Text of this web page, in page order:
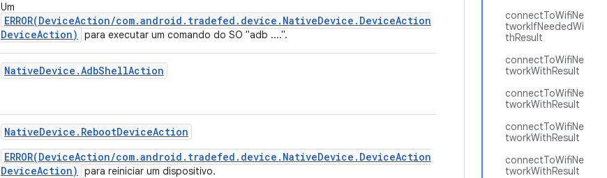
connectToWifiNe
tworkIfNeededWi
thResult
connectToWifiNe
tworkWithResult
connectToWifiNe
tworkWithResult
connectToWifiNe
tworkWithResult
connectToWifiNe
tworkWithResult
Um
ERROR(DeviceAction/com.android.tradefed.device.NativeDevice.DeviceAction
DeviceAction)
para executar um comando do SO "adb ....".
NativeDevice .AdbShellAction
NativeDevice . RebootDeviceAction
ERROR(DeviceAction/com.android.tradefed.device.NativeDevice.DeviceAction
DeviceAction)
para reiniciar um dispositivo.